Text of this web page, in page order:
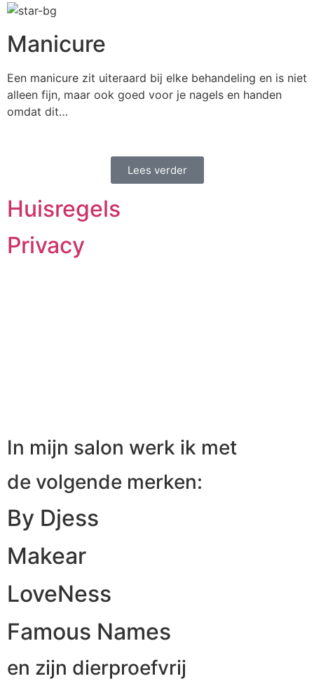
Manicure
Een manicure zit uiteraard bij elke behandeling en is niet
alleen fijn, maar ook goed voor je nagels en handen
omdat dit…
Lees verder
Huisregels
Privacy
In mijn salon werk ik met
de volgende merken:
By Djess
Makear
LoveNess
Famous Names
en zijn dierproefvrij